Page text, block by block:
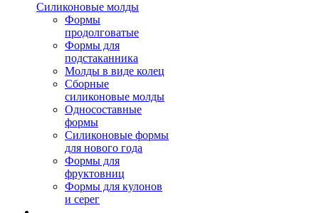
Силиконовые молды
Формы
продолговатые
Формы для
подстаканника
Молды в виде колец
Сборные
силиконовые молды
Односоставные
формы
Силиконовые формы
для нового года
Формы для
фруктовниц
Формы для кулонов
и серег